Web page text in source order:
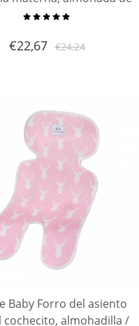
cómoda y embarazo
€22,67 €24,24
Baby Forro del asiento
cochecito, almohadilla /